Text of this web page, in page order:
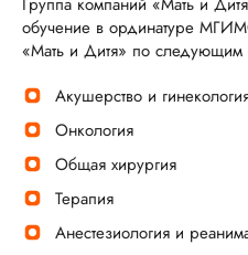
обучение в ординатуре
«Мать и Дитя» по следующим
Акушерство и
Онкология
Общая хирургия
Терапия
Анестезиология и